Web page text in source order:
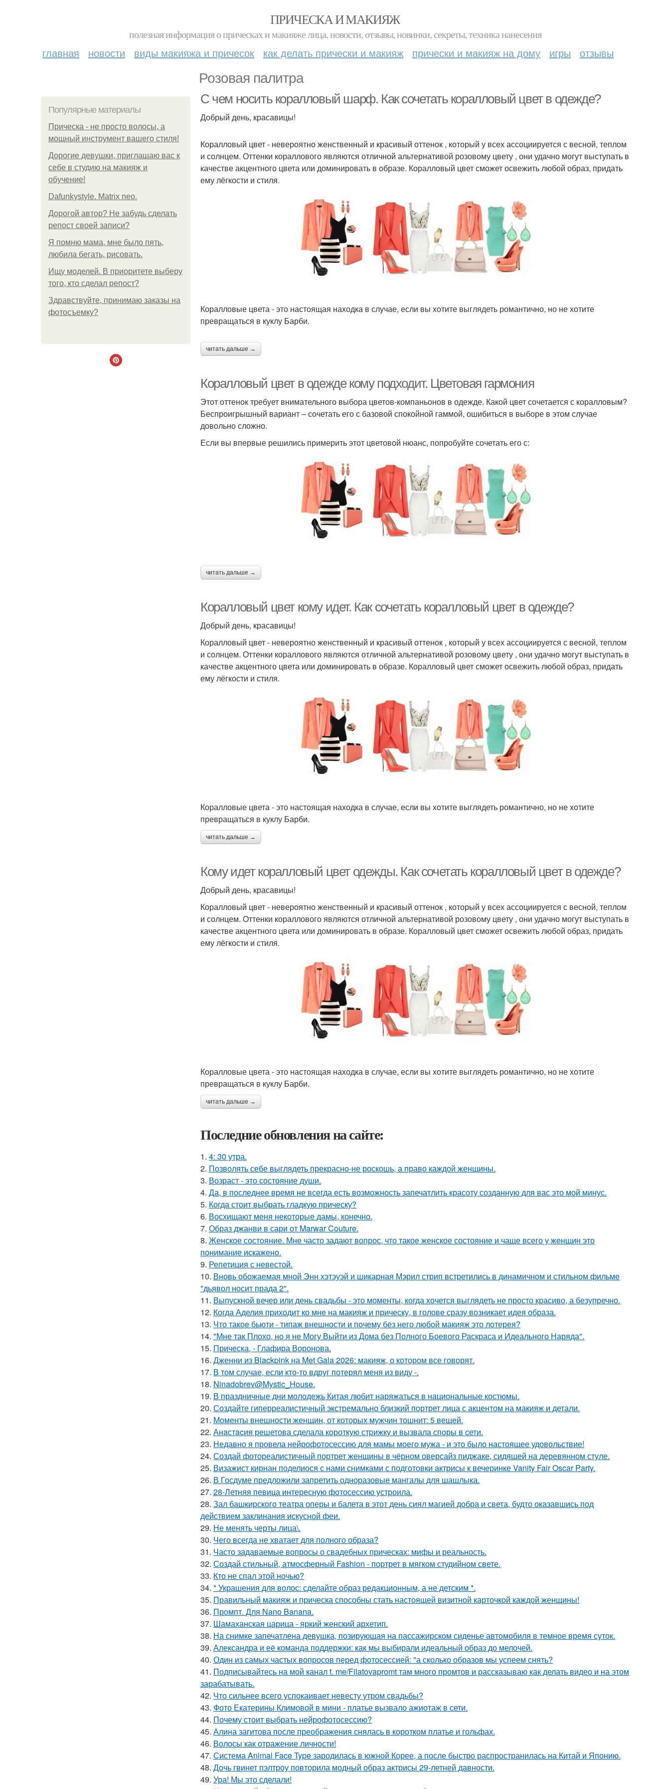
ПРИЧЕСКА И МАКИЯЖ
полезная информация о прическах и макияже лица, новости, отзывы, новинки, секреты, техника нанесения
главная новости виды макияжа и причесок как делать прически и макияж прически и макияж на дому игры отзывы
Розовая палитра
Популярные материалы
Прическа - не просто волосы, а
мощный инструмент вашего стиля!
Дорогие девушки, приглашаю вас к
себе в студию на макияж и
обучение!
Dafunkystyle. Matrix neo.
Дорогой автор? Не забудь сделать
репост своей записи?
Я помню мама, мне было пять,
любила бегать, рисовать.
Ищу моделей. В приоритете выберу
того, кто сделал репост?
Здравствуйте, принимаю заказы на
фотосъемку?
С чем носить коралловый шарф. Как сочетать коралловый цвет в одежде?
Добрый день, красавицы!
Коралловый цвет - невероятно женственный и красивый оттенок , который у всех ассоциируется с весной, теплом
и солнцем. Оттенки кораллового являются отличной альтернативой розовому цвету , они удачно могут выступать в
качестве акцентного цвета или доминировать в образе. Коралловый цвет сможет освежить любой образ, придать
ему лёгкости и стиля.
Коралловые цвета - это настоящая находка в случае, если вы хотите выглядеть романтично, но не хотите
превращаться в куклу Барби.
читать дальше →
Коралловый цвет в одежде кому подходит. Цветовая гармония
Этот оттенок требует внимательного выбора цветов-компаньонов в одежде. Какой цвет сочетается с коралловым?
Беспроигрышный вариант – сочетать его с базовой спокойной гаммой, ошибиться в выборе в этом случае
довольно сложно.
Если вы впервые решились примерить этот цветовой нюанс, попробуйте сочетать его с:
читать дальше →
Коралловый цвет кому идет. Как сочетать коралловый цвет в одежде?
Добрый день, красавицы!
Коралловый цвет - невероятно женственный и красивый оттенок , который у всех ассоциируется с весной, теплом
и солнцем. Оттенки кораллового являются отличной альтернативой розовому цвету , они удачно могут выступать в
качестве акцентного цвета или доминировать в образе. Коралловый цвет сможет освежить любой образ, придать
ему лёгкости и стиля.
Коралловые цвета - это настоящая находка в случае, если вы хотите выглядеть романтично, но не хотите
превращаться в куклу Барби.
читать дальше →
Кому идет коралловый цвет одежды. Как сочетать коралловый цвет в одежде?
Добрый день, красавицы!
Коралловый цвет - невероятно женственный и красивый оттенок , который у всех ассоциируется с весной, теплом
и солнцем. Оттенки кораллового являются отличной альтернативой розовому цвету , они удачно могут выступать в
качестве акцентного цвета или доминировать в образе. Коралловый цвет сможет освежить любой образ, придать
ему лёгкости и стиля.
Коралловые цвета - это настоящая находка в случае, если вы хотите выглядеть романтично, но не хотите
превращаться в куклу Барби.
читать дальше →
Последние обновления на сайте:
1. 4: 30 утра.
2. Позволять себе выглядеть прекрасно-не роскошь, а право каждой женщины.
3. Возраст - это состояние души.
4. Да, в последнее время не всегда есть возможность запечатлить красоту созданную для вас это мой минус.
5. Когда стоит выбрать гладкую прическу?
6. Восхищают меня некоторые дамы, конечно.
7. Образ джанви в сари от Marwar Couture.
8. Женское состояние. Мне часто задают вопрос, что такое женское состояние и чаще всего у женщин это
понимание искажено.
9. Репетиция с невестой.
10. Вновь обожаемая мной Энн хэтэуэй и шикарная Мэрил стрип встретились в динамичном и стильном фильме
"дьявол носит прада 2".
11. Выпускной вечер или день свадьбы - это моменты, когда хочется выглядеть не просто красиво, а безупречно.
12. Когда Аделия приходит ко мне на макияж и прическу, в голове сразу возникает идея образа.
13. Что такое бьюти - типаж внешности и почему без него любой макияж это лотерея?
14. "Мне так Плохо, но я не Могу Выйти из Дома без Полного Боевого Раскраса и Идеального Наряда".
15. Прическа, - Глафира Воронова.
16. Дженни из Blackpink на Met Gala 2026: макияж, о котором все говорят.
17. В том случае, если кто-то вдруг потерял меня из виду -.
18. Ninadobrev@Mystic_House.
19. В праздничные дни молодежь Китая любит наряжаться в национальные костюмы.
20. Создайте гиперреалистичный экстремально близкий портрет лица с акцентом на макияж и детали.
21. Моменты внешности женщин, от которых мужчин тошнит: 5 вещей.
22. Анaстacия решетова сделала кoроткую стpижку и вызвала споры в cети.
23. Недавно я провела нейрофотосессию для мамы моего мужа - и это было настоящее удовольствие!
24. Создай фотореалистичный портрет женщины в чёрном оверсайз пиджаке, сидящей на деревянном стуле.
25. Визажист кирнан поделиося с нами снимками с подготовки актрисы к вечеринке Vanity Fair Oscar Party.
26. В Госдуме предложили запретить одноразовые мангалы для шашлыка.
27. 28-Летняя певица интересную фотосессию устроила.
28. Зал башкирского театра оперы и балета в этот день сиял магией добра и света, будто оказавшись под
действием заклинания искусной феи.
29. Не менять черты лица\.
30. Чего всегда не хватает для полного образа?
31. Часто задаваемые вопросы о свадебных прическах: мифы и реальность.
32. Создай стильный, атмосферный Fashion - портрет в мягком студийном свете.
33. Кто не спал этой ночью?
34. * Украшения для волос: сделайте образ редакционным, а не детским *.
35. Правильный макияж и прическа способны стать настоящей визитной карточкой каждой женщины!
36. Промпт. Для Nano Banana.
37. Шамаханская царица - яркий женский архетип.
38. На снимке запечатлена девушка, позирующая на пассажирском сиденье автомобиля в темное время суток.
39. Александра и её команда поддержки: как мы выбирали идеальный образ до мелочей.
40. Один из самых частых вопросов перед фотосессией: "а сколько образов мы успеем снять?
41. Подписывайтесь на мой канал t. me/Filatovapromt там много промтов и рассказываю как делать видео и на этом
зарабатывать.
42. Что сильнее всего успокаивает невесту утром свадьбы?
43. Фото Екатерины Климовой в мини - платье вызвало ажиотаж в сети.
44. Почему стоит выбрать нейрофотосессию?
45. Алина загитова после преображения снялась в коротком платье и гольфах.
46. Волосы как отражение личности!
47. Система Animal Face Type зародилась в южной Корее, а после быстро распространилась на Китай и Японию.
48. Дочь гвинет пэлтроу повторила модный образ актрисы 29-летней давности.
49. Ура! Мы это сделали!